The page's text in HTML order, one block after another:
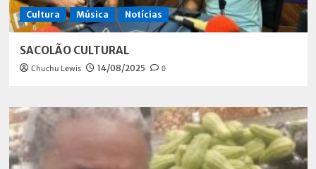
Cultura Música Notícias
SACOLÃO CULTURAL
Chuchu Lewis 14/08/2025 0